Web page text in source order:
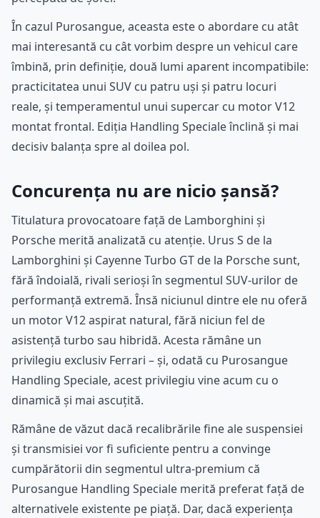
În cazul Purosangue, aceasta este o abordare cu atât
mai interesantă cu cât vorbim despre un vehicul care
îmbină, prin definiție, două lumi aparent incompatibile:
practicitatea unui SUV cu patru uși și patru locuri
reale, și temperamentul unui supercar cu motor V12
montat frontal. Ediția Handling Speciale înclină și mai
decisiv balanța spre al doilea pol.
Concurența nu are nicio șansă?
Titulatura provocatoare față de Lamborghini și
Porsche merită analizată cu atenție. Urus S de la
Lamborghini și Cayenne Turbo GT de la Porsche sunt,
fără îndoială, rivali serioși în segmentul SUV-urilor de
performanță extremă. Însă niciunul dintre ele nu oferă
un motor V12 aspirat natural, fără niciun fel de
asistență turbo sau hibridă. Acesta rămâne un
privilegiu exclusiv Ferrari – și, odată cu Purosangue
Handling Speciale, acest privilegiu vine acum cu o
dinamică și mai ascuțită.
Rămâne de văzut dacă recalibrările fine ale suspensiei
și transmisiei vor fi suficiente pentru a convinge
cumpărătorii din segmentul ultra-premium că
Purosangue Handling Speciale merită preferat față de
alternativele existente pe piață. Dar, dacă experiența